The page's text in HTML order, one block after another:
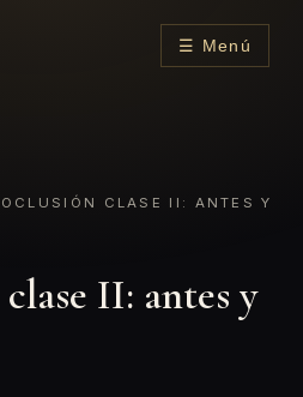
☰ Menú
CLASE II: ANTES Y
II: antes y